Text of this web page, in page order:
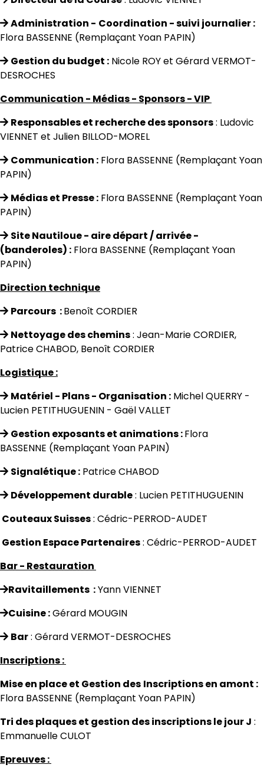
Administration - Coordination - suivi journalier :
Flora BASSENNE (Remplaçant Yoan PAPIN)
Gestion du budget : Nicole ROY et Gérard VERMOT-
DESROCHES
Communication - Médias - Sponsors - VIP
Responsables et recherche des sponsors: Ludovic
VIENNET et Julien BILLOD-MOREL
Communication : Flora BASSENNE (Remplaçant Yoan
PAPIN)
Médias et Presse : Flora BASSENNE (Remplaçant Yoan
PAPIN)
Site Nautiloue - aire départ / arrivée -
(banderoles) : Flora BASSENNE (Remplaçant Yoan
PAPIN)
Direction technique
Parcours :Benoît CORDIER
Nettoyage des chemins: Jean-Marie CORDIER,
Patrice CHABOD, Benoît CORDIER
Logistique :
Matériel - Plans - Organisation : Michel QUERRY -
Lucien PETITHUGUENIN - Gaël VALLET
Gestion exposants et animations :Flora
BASSENNE (Remplaçant Yoan PAPIN)
Signalétique : Patrice CHABOD
Développement durable: Lucien PETITHUGUENIN
Couteaux Suisses: Cédric-PERROD-AUDET
Gestion Espace Partenaires: Cédric-PERROD-AUDET
Bar - Restauration
Ravitaillements :Yann VIENNET
Cuisine :Gérard MOUGIN
Bar: Gérard VERMOT-DESROCHES
Inscriptions :
Mise en place et Gestion des Inscriptions en amont :
Flora BASSENNE (Remplaçant Yoan PAPIN)
Tri des plaques et gestion des inscriptions le jour J :
Emmanuelle CULOT
Epreuves :